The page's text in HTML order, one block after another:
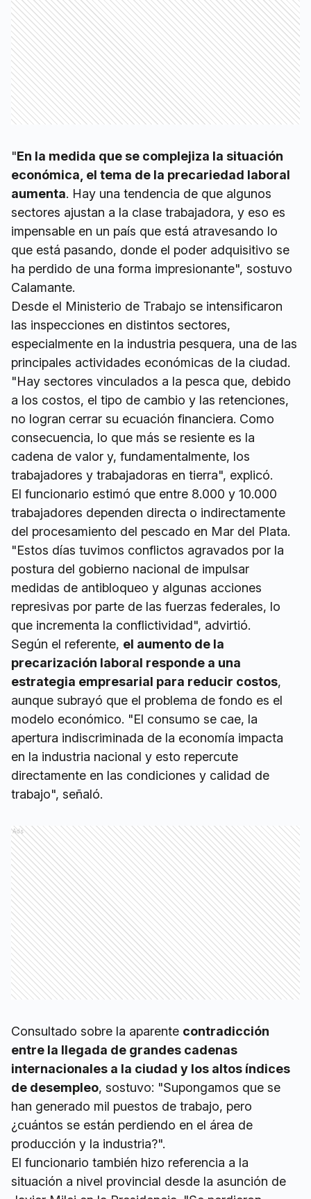
"En la medida que se complejiza la situación
económica, el tema de la precariedad laboral
aumenta. Hay una tendencia de que algunos
sectores ajustan a la clase trabajadora, y eso es
impensable en un país que está atravesando lo
que está pasando, donde el poder adquisitivo se
ha perdido de una forma impresionante", sostuvo
Calamante.
Desde el Ministerio de Trabajo se intensificaron
las inspecciones en distintos sectores,
especialmente en la industria pesquera, una de las
principales actividades económicas de la ciudad.
"Hay sectores vinculados a la pesca que, debido
a los costos, el tipo de cambio y las retenciones,
no logran cerrar su ecuación financiera. Como
consecuencia, lo que más se resiente es la
cadena de valor y, fundamentalmente, los
trabajadores y trabajadoras en tierra", explicó.
El funcionario estimó que entre 8.000 y 10.000
trabajadores dependen directa o indirectamente
del procesamiento del pescado en Mar del Plata.
"Estos días tuvimos conflictos agravados por la
postura del gobierno nacional de impulsar
medidas de antibloqueo y algunas acciones
represivas por parte de las fuerzas federales, lo
que incrementa la conflictividad", advirtió.
Según el referente, el aumento de la
precarización laboral responde a una
estrategia empresarial para reducir costos,
aunque subrayó que el problema de fondo es el
modelo económico. "El consumo se cae, la
apertura indiscriminada de la economía impacta
en la industria nacional y esto repercute
directamente en las condiciones y calidad de
trabajo", señaló.
Ads
Consultado sobre la aparente contradicción
entre la llegada de grandes cadenas
internacionales a la ciudad y los altos índices
de desempleo, sostuvo: "Supongamos que se
han generado mil puestos de trabajo, pero
¿cuántos se están perdiendo en el área de
producción y la industria?".
El funcionario también hizo referencia a la
situación a nivel provincial desde la asunción de